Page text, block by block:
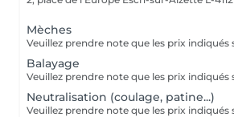
Mèches
Balayage
Neutralisation (coulage, patine...)